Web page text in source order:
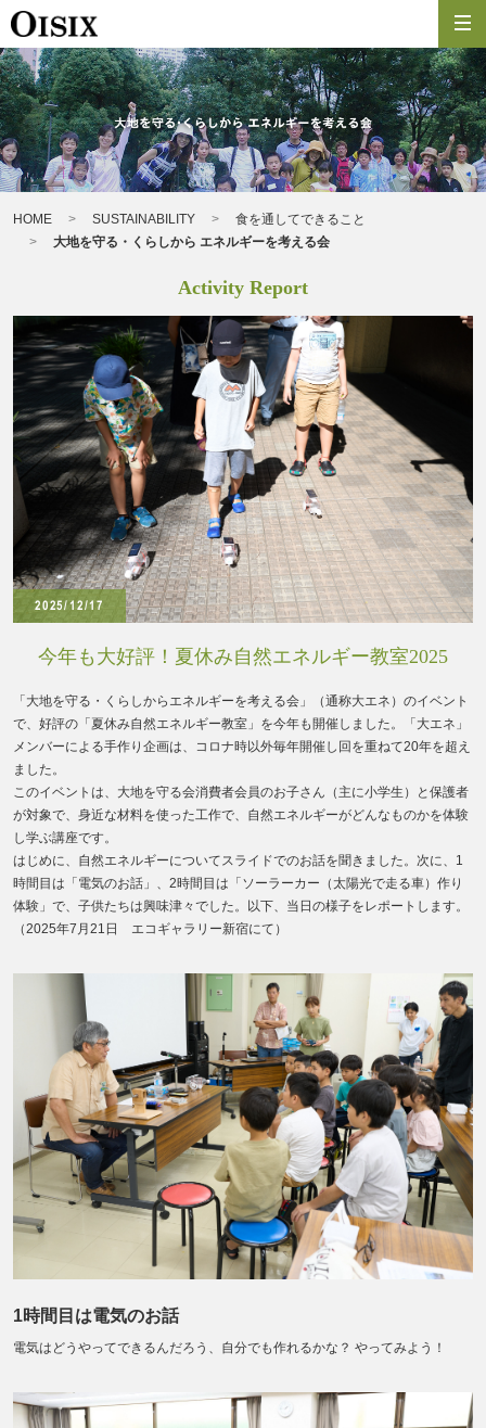
HOME SUSTAINABILITY
食を通してできること
大地を守る・くらしから エネルギーを考える会
Activity Report
2025/12/17
今年も大好評！夏休み自然エネルギー教室2025
「大地を守る・くらしからエネルギーを考える会」（通称大エネ）のイベント
で、好評の「夏休み自然エネルギー教室」を今年も開催しました。「大エネ」
メンバーによる手作り企画は、コロナ時以外毎年開催し回を重ねて20年を超え
ました。
このイベントは、大地を守る会消費者会員のお子さん（主に小学生）と保護者
が対象で、身近な材料を使った工作で、自然エネルギーがどんなものかを体験
し学ぶ講座です。
はじめに、自然エネルギーについてスライドでのお話を聞きました。次に、1
時間目は「電気のお話」、2時間目は「ソーラーカー（太陽光で走る車）作り
体験」で、子供たちは興味津々でした。以下、当日の様子をレポートします。
（2025年7月21日 エコギャラリー新宿にて）
1時間目は電気のお話
電気はどうやってできるんだろう、自分でも作れるかな？ やってみよう！